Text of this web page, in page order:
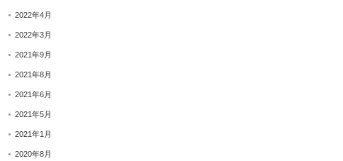
2022年4月
2022年3月
2021年9月
2021年8月
2021年6月
2021年5月
2021年1月
2020年8月